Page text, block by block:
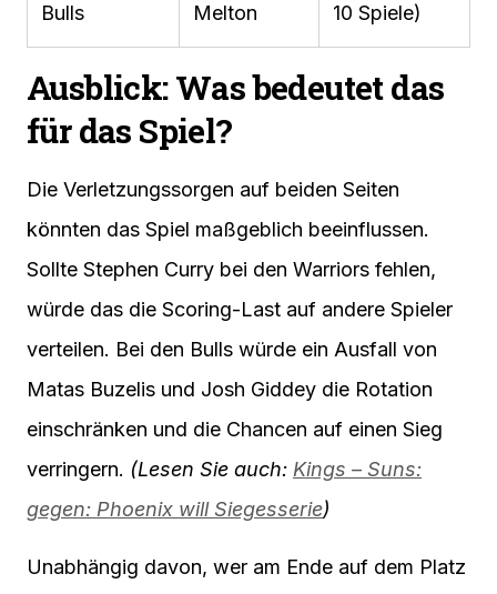
Bulls
Melton
10 Spiele)
Ausblick: Was bedeutet das
für das Spiel?
Die Verletzungssorgen auf beiden Seiten
könnten das Spiel maßgeblich beeinflussen.
Sollte Stephen Curry bei den Warriors fehlen,
würde das die Scoring-Last auf andere Spieler
verteilen. Bei den Bulls würde ein Ausfall von
Matas Buzelis und Josh Giddey die Rotation
einschränken und die Chancen auf einen Sieg
verringern. (Lesen Sie auch: Kings – Suns:
gegen: Phoenix will Siegesserie)
Unabhängig davon, wer am Ende auf dem Platz